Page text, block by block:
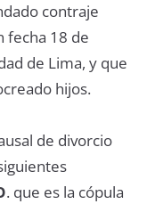
contraje
fecha 18 de
de Lima, y que
hijos.
de divorcio
. que es la cópula